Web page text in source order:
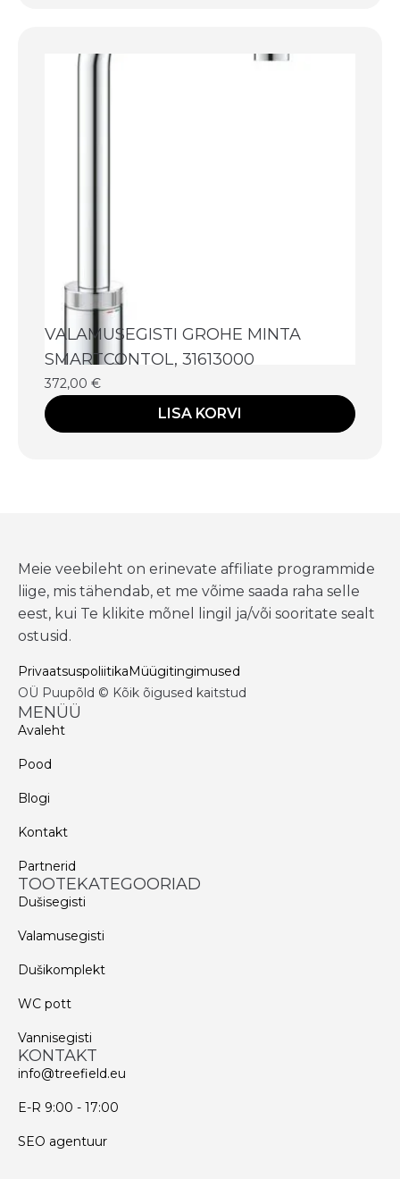
VALAMUSEGISTI GROHE MINTA
SMARTCONTOL, 31613000
372,00 €
LISA KORVI
Meie veebileht on erinevate affiliate programmide
liige, mis tähendab, et me võime saada raha selle
eest, kui Te klikite mõnel lingil ja/või sooritate sealt
ostusid.
PrivaatsuspoliitikaMüügitingimused
OÜ Puupõld © Kõik õigused kaitstud
MENÜÜ
Avaleht
Pood
Blogi
Kontakt
Partnerid
TOOTEKATEGOORIAD
Dušisegisti
Valamusegisti
Dušikomplekt
WC pott
Vannisegisti
KONTAKT
info@treefield.eu
E-R 9:00 - 17:00
SEO agentuur